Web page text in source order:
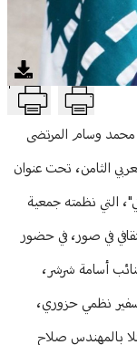
T
محمد وسام المرتضى
الثامن، تحت عنوان
التي نظمته جمعية
في صور، في حضور
أسامة شرشر،
نظمي حزوري،
بالمهندس صلاح